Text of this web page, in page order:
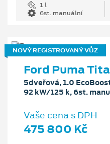
1 l
6st. manuální
NOVÝ REGISTROVANÝ VŮZ
Ford Puma
5dveřová, 1.0
92 kW/125 k, 6st.
Vaše cena s DPH
475 800 Kč